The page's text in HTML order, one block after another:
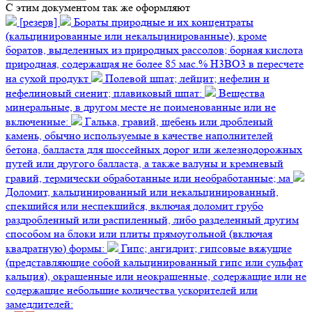
C этим документом так же оформляют
[резерв]
Бораты природные и их концентраты
(кальцинированные или некальцинированные), кроме
боратов, выделенных из природных рассолов; борная кислота
природная, содержащая не более 85 мас.% H3BO3 в пересчете
на сухой продукт
Полевой шпат; лейцит; нефелин и
нефелиновый сиенит; плавиковый шпат:
Вещества
минеральные, в другом месте не поименованные или не
включенные:
Галька, гравий, щебень или дробленый
камень, обычно используемые в качестве наполнителей
бетона, балласта для шоссейных дорог или железнодорожных
путей или другого балласта, а также валуны и кремневый
гравий, термически обработанные или необработанные; ма
Доломит, кальцинированный или некальцинированный,
спекшийся или неспекшийся, включая доломит грубо
раздробленный или распиленный, либо разделенный другим
способом на блоки или плиты прямоугольной (включая
квадратную) формы:
Гипс; ангидрит; гипсовые вяжущие
(представляющие собой кальцинированный гипс или сульфат
кальция), окрашенные или неокрашенные, содержащие или не
содержащие небольшие количества ускорителей или
замедлителей: